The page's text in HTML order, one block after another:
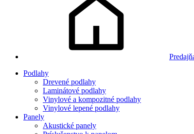
Podlahy
Drevené podlahy
Laminátové podlahy
Vinylové a kompozitné podlahy
Vinylové lepené podlahy
Panely
Akustické panely